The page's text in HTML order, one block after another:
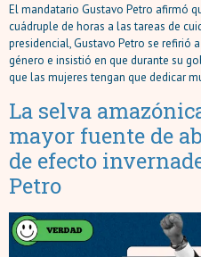
El mandatario Gustavo Petro afirmó
cuádruple de horas a las tareas de
presidencial, Gustavo Petro se refirió
género e insistió en que durante su
que las mujeres tengan que dedicar
La selva
mayor fuente de
de efecto
Petro